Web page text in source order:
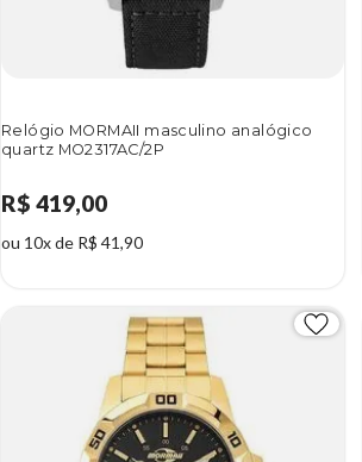
Relógio MORMAII masculino analógico
quartz MO2317AC/2P
R$ 419,00
ou 10x de R$ 41,90